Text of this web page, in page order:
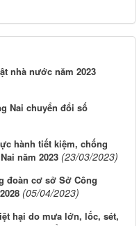
nhà nước năm 2023
Nai chuyển đổi số
hành tiết kiệm, chống
năm 2023 (23/03/2023)
đoàn cơ sở Sở Công
(05/04/2023)
hại do mưa lớn, lốc, sét,